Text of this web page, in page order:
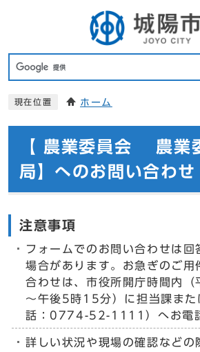
現在位置 ホーム
【 農業委員会 農業
局】へのお問い合わせ
注意事項
フォームでのお問い合わせは回
場合があります。お急ぎのご用
合わせは、市役所開庁時間内
～午後5時15分）に担当課また
話：0774-52-1111）へお電
詳しい状況や現場の確認などの